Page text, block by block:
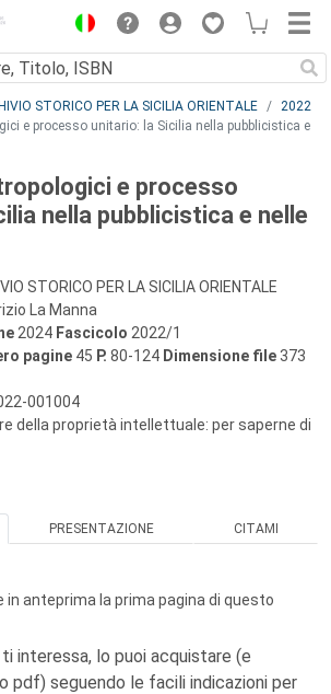
STORICO PER LA SICILIA ORIENTALE
2022
e processo unitario: la Sicilia nella pubblicistica e
e processo
nella pubblicistica e nelle
STORICO PER LA SICILIA ORIENTALE
La Manna
2024 Fascicolo 2022/1
pagine 45 P. 80-124 Dimensione file 373
001004
della proprietà intellettuale: per saperne di
PRESENTAZIONE CITAMI
in anteprima la prima pagina di questo
interessa, lo puoi acquistare (e
pdf) seguendo le facili indicazioni per